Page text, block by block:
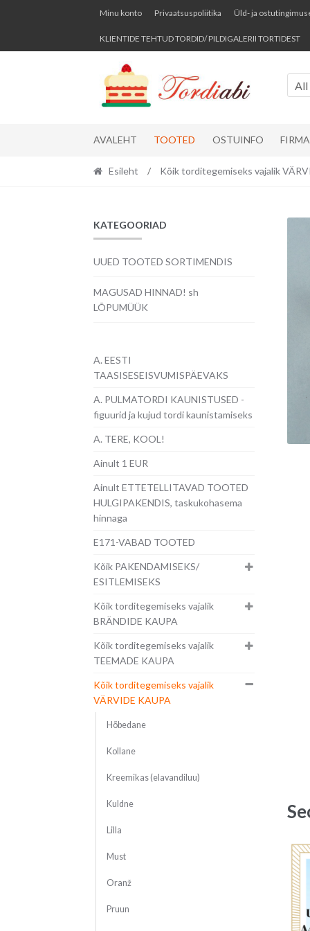
Skip
navigation
Skip
content
Minu konto Privaatsuspoliitika Üld- ja
KLIENTIDE TEHTUD TORDID/ PILDIGALERII TORTIDEST
All
AVALEHT TOOTED OSTUINFO
Esileht / Kõik torditegemiseks vajalik
KATEGOORIAD
UUED TOOTED SORTIMENDIS
MAGUSAD HINNAD! sh
LÕPUMÜÜK
A. EESTI
TAASISESEISVUMISPÄEVAKS
A. PULMATORDI KAUNISTUSED -
figuurid ja kujud tordi kaunistamiseks
A. TERE, KOOL!
Ainult 1 EUR
Ainult ETTETELLITAVAD TOOTED
HULGIPAKENDIS, taskukohasema
hinnaga
E171-VABAD TOOTED
Kõik PAKENDAMISEKS/
ESITLEMISEKS
Kõik torditegemiseks vajalik
BRÄNDIDE KAUPA
Kõik torditegemiseks vajalik
TEEMADE KAUPA
Kõik torditegemiseks vajalik
VÄRVIDE KAUPA
Hõbedane
Kollane
Kreemikas (elavandiluu)
Kuldne
Lilla
Must
Oranž
Pruun